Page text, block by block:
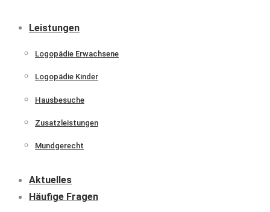
Leistungen
Logopädie Erwachsene
Logopädie Kinder
Hausbesuche
Zusatzleistungen
Mundgerecht
Aktuelles
Häufige Fragen